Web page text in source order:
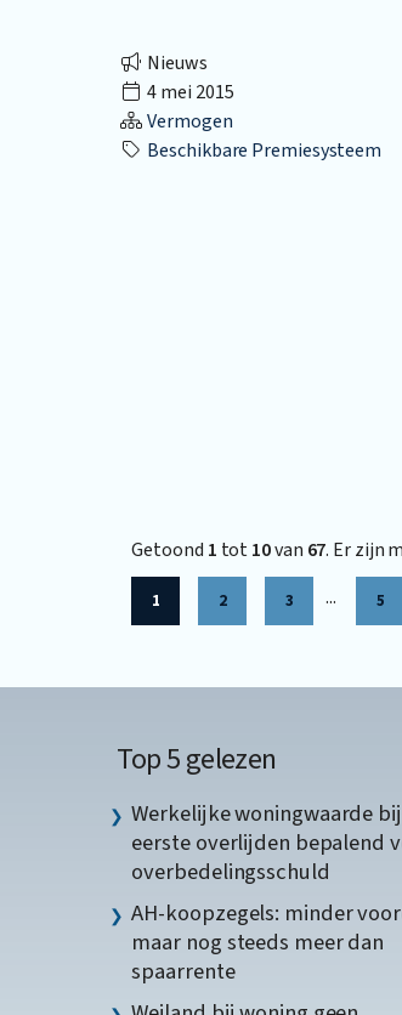
Nieuws
4 mei 2015
Vermogen
Beschikbare Premiesysteem
Getoond 1 tot10van 67. Er zijn
1 2 3 ... 5
Top 5 gelezen
Werkelijke woningwaarde bij
eerste overlijden bepalend
overbedelingsschuld
AH-koopzegels: minder
maar nog steeds meer dan
spaarrente